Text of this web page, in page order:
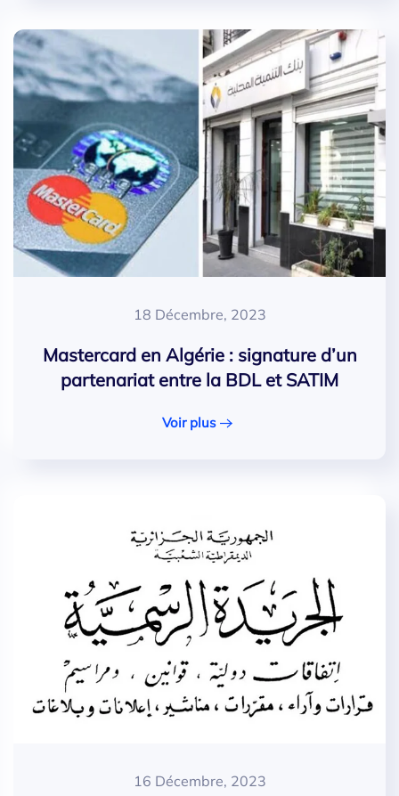
18 Décembre, 2023
Mastercard en Algérie : signature d’un
partenariat entre la BDL et SATIM
Voir plus
16 Décembre, 2023